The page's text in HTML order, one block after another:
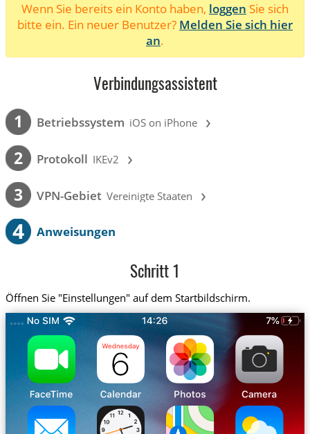
Wenn Sie bereits ein Konto haben, loggen Sie sich
bitte ein. Ein neuer Benutzer? Melden Sie sich hier
an.
Verbindungsassistent
1 Betriebssystem iOS on iPhone ›
2 Protokoll IKEv2 ›
3 VPN-Gebiet Vereinigte Staaten ›
4 Anweisungen
Schritt 1
Öffnen Sie "Einstellungen" auf dem Startbildschirm.